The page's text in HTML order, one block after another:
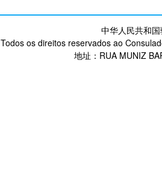
中华人民共和
Todos os direitos reservados ao
地址：RUA MUNIZ